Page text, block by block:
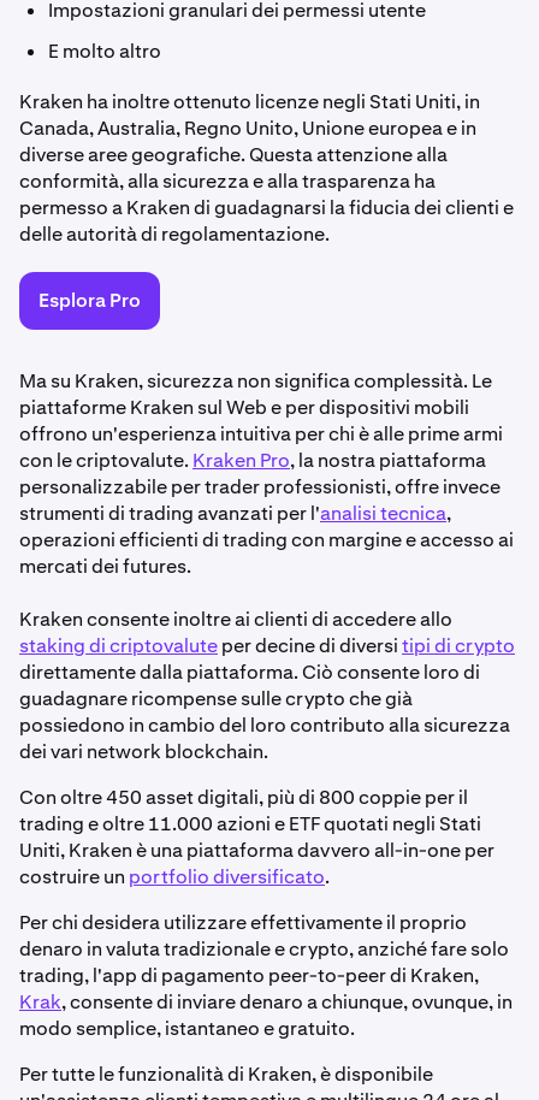
Impostazioni granulari dei permessi utente
E molto altro
Kraken ha inoltre ottenuto licenze negli Stati Uniti, in
Canada, Australia, Regno Unito, Unione europea e in
diverse aree geografiche. Questa attenzione alla
conformità, alla sicurezza e alla trasparenza ha
permesso a Kraken di guadagnarsi la fiducia dei clienti e
delle autorità di regolamentazione.
Esplora Pro
Ma su Kraken, sicurezza non significa complessità. Le
piattaforme Kraken sul Web e per dispositivi mobili
offrono un'esperienza intuitiva per chi è alle prime armi
con le criptovalute. Kraken Pro, la nostra piattaforma
personalizzabile per trader professionisti, offre invece
strumenti di trading avanzati per l'analisi tecnica,
operazioni efficienti di trading con margine e accesso ai
mercati dei futures.
Kraken consente inoltre ai clienti di accedere allo
staking di criptovaluteper decine di diversitipi di crypto
direttamente dalla piattaforma. Ciò consente loro di
guadagnare ricompense sulle crypto che già
possiedono in cambio del loro contributo alla sicurezza
dei vari network blockchain.
Con oltre 450 asset digitali, più di 800 coppie per il
trading e oltre 11.000 azioni e ETF quotati negli Stati
Uniti, Kraken è una piattaforma davvero all-in-one per
costruire un portfolio diversificato.
Per chi desidera utilizzare effettivamente il proprio
denaro in valuta tradizionale e crypto, anziché fare solo
trading, l'app di pagamento peer-to-peer di Kraken,
Krak, consente di inviare denaro a chiunque, ovunque, in
modo semplice, istantaneo e gratuito.
Per tutte le funzionalità di Kraken, è disponibile